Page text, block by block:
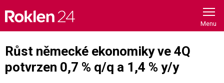
content
Růst německé ekonomiky ve 4Q
potvrzen 0,7 % q/q a 1,4 % y/y